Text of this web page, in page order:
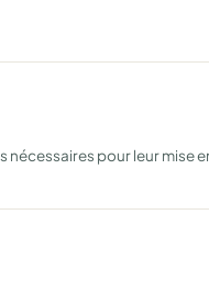
pour leur mise